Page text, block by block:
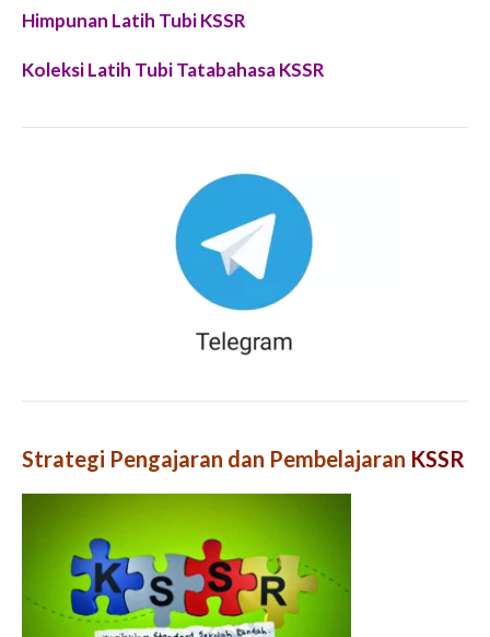
Himpunan Latih Tubi KSSR
Koleksi Latih Tubi Tatabahasa KSSR
Strategi Pengajaran dan Pembelajaran KSSR